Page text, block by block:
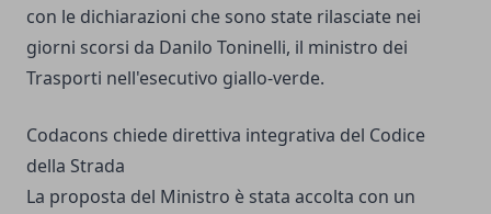
con le dichiarazioni che sono state rilasciate nei
giorni scorsi da Danilo Toninelli, il ministro dei
Trasporti nell'esecutivo giallo-verde.
Codacons chiede direttiva integrativa del Codice
della Strada
La proposta del Ministro è stata accolta con un